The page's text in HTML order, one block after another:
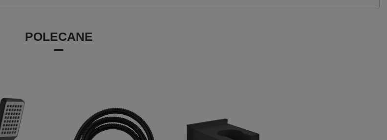
POLECANE